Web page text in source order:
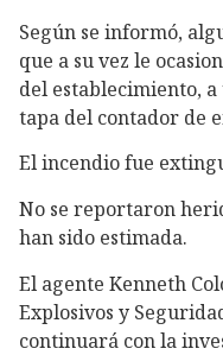
Según se informó,
que a su vez le
del establecimiento,
tapa del contador de
El incendio fue
No se reportaron
han sido estimada.
El agente Kenneth
Explosivos y
continuará con la